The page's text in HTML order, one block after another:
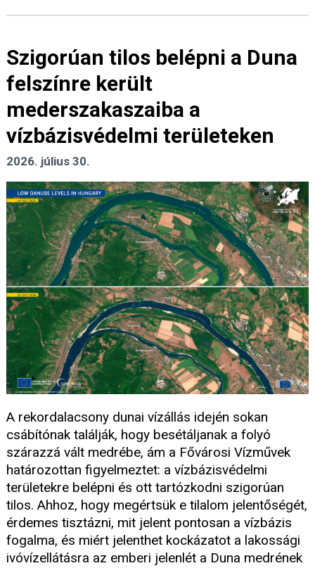
Szigorúan tilos belépni a Duna
felszínre került
mederszakaszaiba a
vízbázisvédelmi területeken
2026. július 30.
A rekordalacsony dunai vízállás idején sokan
csábítónak találják, hogy besétáljanak a folyó
szárazzá vált medrébe, ám a Fővárosi Vízművek
határozottan figyelmeztet: a vízbázisvédelmi
területekre belépni és ott tartózkodni szigorúan
tilos. Ahhoz, hogy megértsük e tilalom jelentőségét,
érdemes tisztázni, mit jelent pontosan a vízbázis
fogalma, és miért jelenthet kockázatot a lakossági
ivóvízellátásra az emberi jelenlét a Duna medrének